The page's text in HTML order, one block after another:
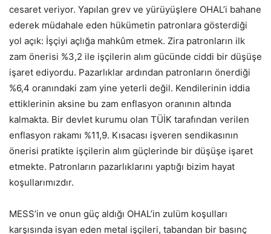
cesaret veriyor. Yapılan grev ve yürüyüşlere OHAL’i bahane
ederek müdahale eden hükümetin patronlara gösterdiği
yol açık: İşçiyi açlığa mahkûm etmek. Zira patronların ilk
zam önerisi %3,2 ile işçilerin alım gücünde ciddi bir düşüşe
işaret ediyordu. Pazarlıklar ardından patronların önerdiği
%6,4 oranındaki zam yine yeterli değil. Kendilerinin iddia
ettiklerinin aksine bu zam enflasyon oranının altında
kalmakta. Bir devlet kurumu olan TÜİK tarafından verilen
enflasyon rakamı %11,9. Kısacası işveren sendikasının
önerisi pratikte işçilerin alım güçlerinde bir düşüşe işaret
etmekte. Patronların pazarlıklarını yaptığı bizim hayat
koşullarımızdır.
MESS’in ve onun güç aldığı OHAL’in zulüm koşulları
karşısında isyan eden metal işçileri, tabandan bir basınç